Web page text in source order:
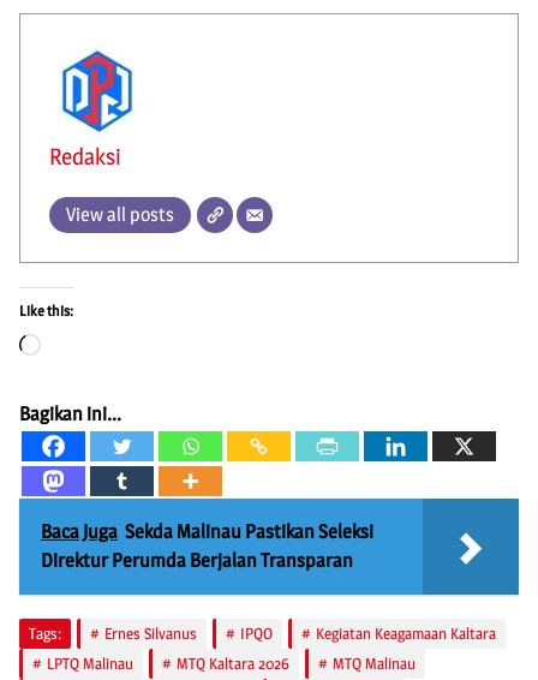
Redaksi
View all posts
Like this:
Loading…
Bagikan ini...
Baca Juga Sekda Malinau Pastikan Seleksi
Direktur Perumda Berjalan Transparan
Tags: Ernes Silvanus IPQO
Kegiatan Keagamaan Kaltara
LPTQ Malinau
MTQ Kaltara 2026
MTQ Malinau